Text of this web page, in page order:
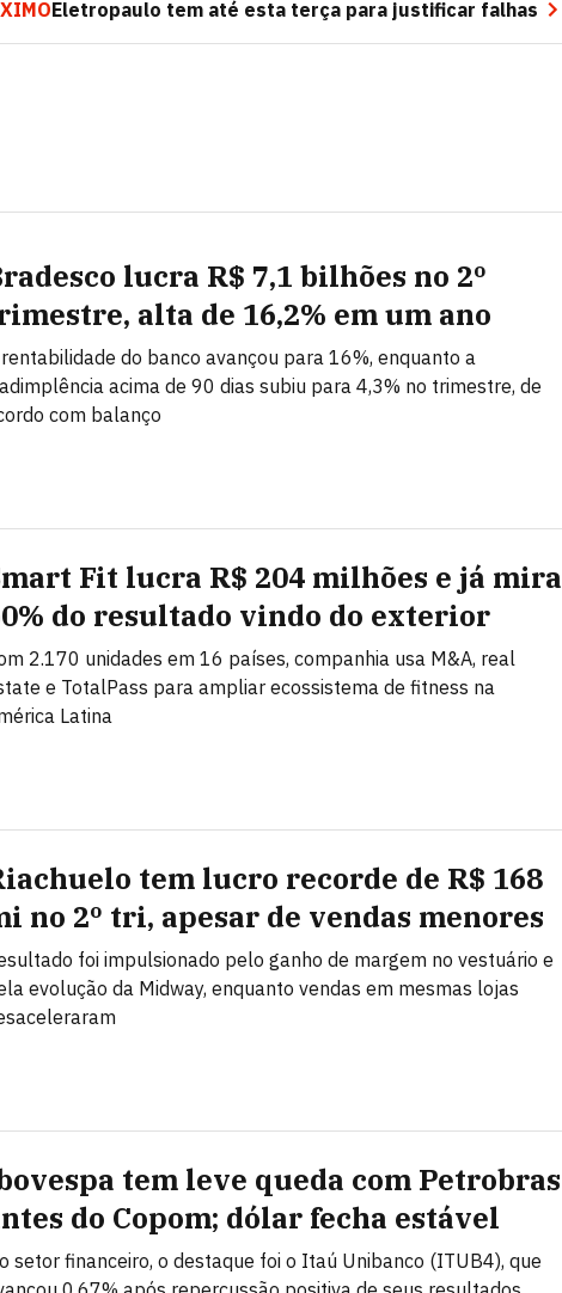
Eletropaulo tem até esta terça para justificar falhas
lucra R$ 7,1 bilhões no 2º
alta de 16,2% em um ano
do banco avançou para 16%, enquanto a
acima de 90 dias subiu para 4,3% no trimestre, de
com balanço
Fit lucra R$ 204 milhões e já mira
do resultado vindo do exterior
2.170 unidades em 16 países, companhia usa M&A, real
e TotalPass para ampliar ecossistema de fitness na
Latina
tem lucro recorde de R$ 168
no 2º tri, apesar de vendas menores
foi impulsionado pelo ganho de margem no vestuário e
evolução da Midway, enquanto vendas em mesmas lojas
tem leve queda com Petrobras
do Copom; dólar fecha estável
setor financeiro, o destaque foi o Itaú Unibanco (ITUB4), que